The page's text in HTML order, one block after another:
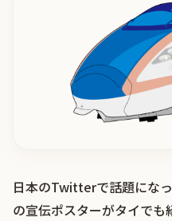
日本のTwitterで話題にな
の宣伝ポスターがタイで